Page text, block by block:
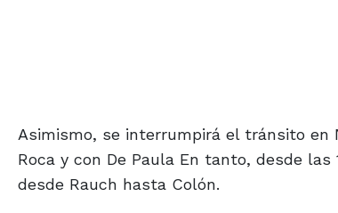
Asimismo, se interrumpirá el tránsito en
Roca y con De Paula En tanto, desde
desde Rauch hasta Colón.